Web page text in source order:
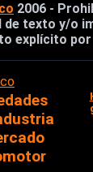
2006 -
texto y/o
explícito